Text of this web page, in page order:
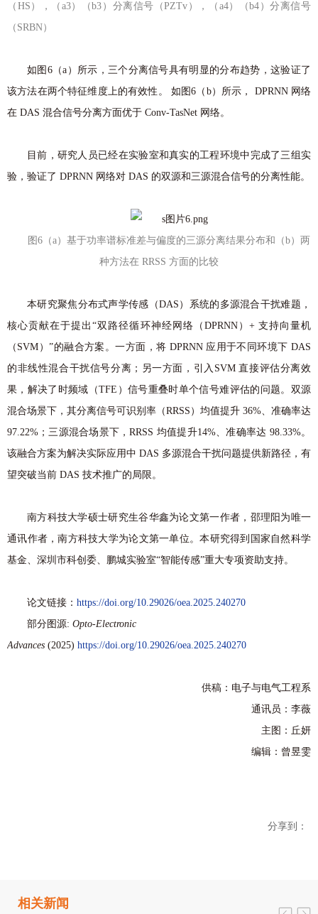
（HS），（a3）（b3）分离信号（PZTv），（a4）（b4）分离信号
（SRBN）
如图6（a）所示，三个分离信号具有明显的分布趋势，这验证了
该方法在两个特征维度上的有效性。 如图6（b）所示， DPRNN 网络
在 DAS 混合信号分离方面优于 Conv-TasNet 网络。
目前，研究人员已经在实验室和真实的工程环境中完成了三组实
验，验证了 DPRNN 网络对 DAS 的双源和三源混合信号的分离性能。
图6（a）基于功率谱标准差与偏度的三源分离结果分布和（b）两
种方法在 RRSS 方面的比较
本研究聚焦分布式声学传感（DAS）系统的多源混合干扰难题，
核心贡献在于提出“双路径循环神经网络（DPRNN）+ 支持向量机
（SVM）”的融合方案。一方面，将 DPRNN 应用于不同环境下 DAS
的非线性混合干扰信号分离；另一方面，引入SVM 直接评估分离效
果，解决了时频域（TFE）信号重叠时单个信号难评估的问题。双源
混合场景下，其分离信号可识别率（RRSS）均值提升 36%、准确率达
97.22%；三源混合场景下，RRSS 均值提升14%、准确率达 98.33%。
该融合方案为解决实际应用中 DAS 多源混合干扰问题提供新路径，有
望突破当前 DAS 技术推广的局限。
南方科技大学硕士研究生谷华鑫为论文第一作者，邵理阳为唯一
通讯作者，南方科技大学为论文第一单位。本研究得到国家自然科学
基金、深圳市科创委、鹏城实验室“智能传感”重大专项资助支持。
论文链接： https://doi.org/10.29026/oea.2025.240270
部分图源: Opto-Electronic
Advances (2025) https://doi.org/10.29026/oea.2025.240270
供稿：电子与电气工程系
通讯员：李薇
主图：丘妍
编辑：曾昱雯
分享到：
相关新闻